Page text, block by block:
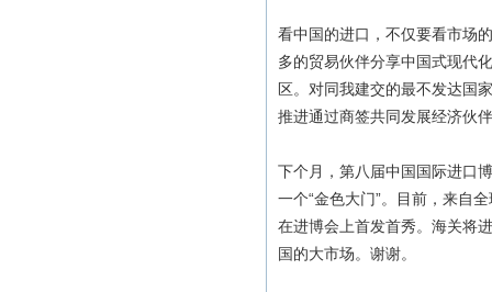
看中国的进口，不仅要看市场
多的贸易伙伴分享中国式现代
区。对同我建交的最不发达国
推进通过商签共同发展经济伙
下个月，第八届中国国际进口
一个“金色大门”。目前，来自
在进博会上首发首秀。海关将
国的大市场。谢谢。